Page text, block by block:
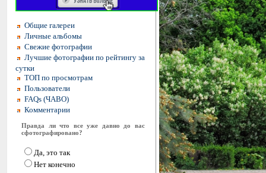
Общие галереи
Личные альбомы
Свежие фотографии
Лучшие фотографии по рейтингу за
сутки
ТОП по просмотрам
Пользователи
FAQs (ЧАВО)
Комментарии
Правда ли что все уже давно до вас
сфотографировано?
Да, это так
Нет конечно